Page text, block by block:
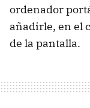
ordenador
añadirle, en el
de la pantalla.